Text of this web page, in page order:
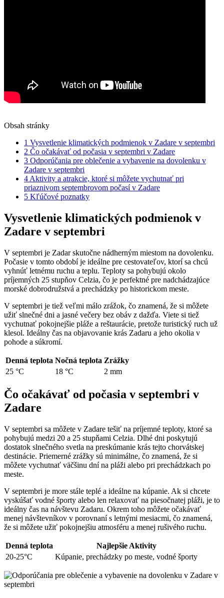
Obsah stránky
1 Vysvetlenie klimatických podmienok v Zadare v septembri
2 Čo očakávať od počasia v septembri v Zadare
3 Odporúčania pre oblečenie a vybavenie na dovolenku v
Zadare v septembri
4 Aktivity a atrakcie, ktoré si môžete vychutnať pri
priaznivom septembrovom počasí v Zadare
5 Kľúčové poznatky
Vysvetlenie klimatických podmienok v
Zadare v septembri
V septembri je Zadar skutočne nádherným miestom na dovolenku.
Počasie v tomto období je ideálne pre cestovateľov, ktorí sa chcú
vyhnúť letnému ruchu a teplu. Teploty sa pohybujú okolo
príjemných 25 stupňov Celzia, čo je perfektné pre nadchádzajúce
morské dobrodružstvá a prechádzky po historickom meste.
V septembri je tiež veľmi málo zrážok, čo znamená, že si môžete
užiť slnečné dni a jasné večery bez obáv z dažďa. Viete si tiež
vychutnať pokojnejšie pláže a reštaurácie, pretože turistický ruch už
klesol. Ideálny čas na objavovanie krás Zadaru a jeho okolia v
pohode a súkromí.
Denná teplota Nočná teplota Zrážky
25 °C
18 °C 2 mm
Čo očakávať od počasia v septembri v
Zadare
V septembri sa môžete v Zadare tešiť na príjemné teploty, ktoré sa
pohybujú medzi 20 a 25 stupňami Celzia. Dlhé dni poskytujú
dostatok slnečného svetla na preskúmanie krás tejto chorvátskej
destinácie. Priemerné zrážky sú minimálne, čo znamená, že si
môžete vychutnať väčšinu dní na pláži alebo pri prechádzkach po
meste.
V septembri je more stále teplé a ideálne na kúpanie. Ak si chcete
vyskúšať vodné športy alebo len relaxovať na piesočnatej pláži, je to
ideálny čas na návštevu Zadaru. Okrem toho môžete očakávať
menej návštevníkov v porovnaní s letnými mesiacmi, čo znamená,
že si môžete užiť pokojnejšiu atmosféru a menej rušivého ruchu.
Denná teplota
Najlepšie Aktivity
20-25°C
Kúpanie, prechádzky po meste, vodné športy